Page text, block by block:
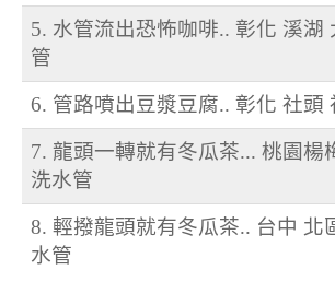
5. 水管流出恐怖咖啡.. 彰化 溪湖
管
6. 管路噴出豆漿豆腐.. 彰化 社頭
7. 龍頭一轉就有冬瓜茶... 桃園楊
洗水管
8. 輕撥龍頭就有冬瓜茶.. 台中 北
水管